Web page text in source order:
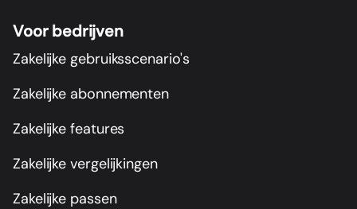
Voor bedrijven
Zakelijke gebruiksscenario's
Zakelijke abonnementen
Zakelijke features
Zakelijke vergelijkingen
Zakelijke passen